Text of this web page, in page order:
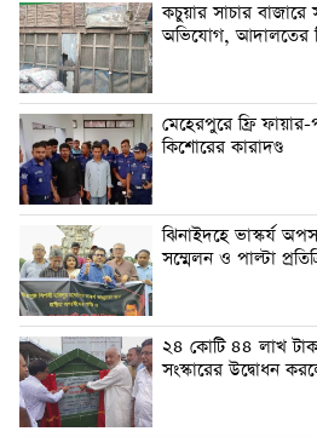
কচুয়ার সাচার বাজারে
অভিযোগ, আদালতের
মেহেরপুরে ফ্রি
কিশোরের কারাদণ্ড
ঝিনাইদহে ভাস্কর্য
সম্মেলন ও পাল্টা
২৪ কোটি ৪৪ লাখ
সংস্কারের উদ্বোধন